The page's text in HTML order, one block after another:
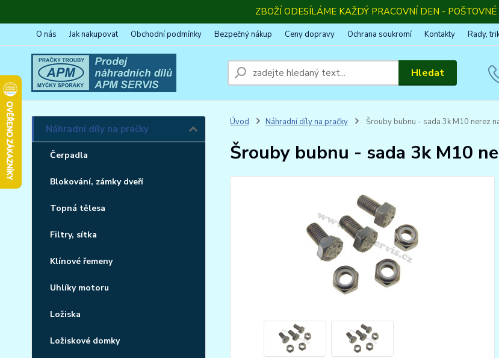
ZBOŽÍ ODESÍLÁME KAŽDÝ PRACOVNÍ DEN - POŠTOVNÉ
O nás Jak nakupovat Obchodní podmínky Bezpečný nákup Ceny dopravy Ochrana soukromí Kontakty Rady,
Hledat
Náhradní díly na pračky
Čerpadla
Blokování, zámky dveří
Topná tělesa
Filtry, sítka
Klínové řemeny
Uhlíky motoru
Ložiska
Ložiskové domky
Úvod Náhradní díly na pračky Šrouby bubnu - sada 3k M10 nerez
Šrouby bubnu - sada 3k M10